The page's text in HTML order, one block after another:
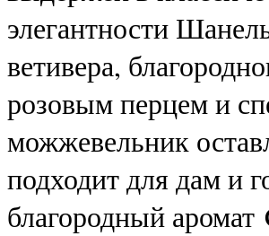
элегантности
ветивера,
розовым перцем и
можжевельник
подходит для дам и
благородный аромат